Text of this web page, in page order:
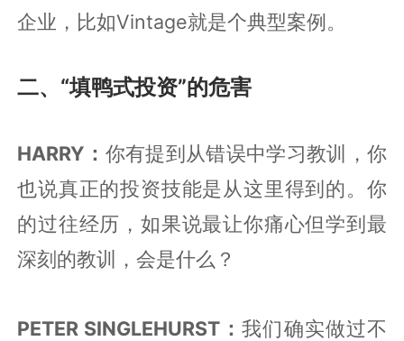
企业，比如Vintage就是个典型案例。
二、“填鸭式投资”的危害
HARRY： 你有提到从错误中学习教训，你
也说真正的投资技能是从这里得到的。你
的过往经历，如果说最让你痛心但学到最
深刻的教训，会是什么 ？
PETER SINGLEHURST：我们确实做过不